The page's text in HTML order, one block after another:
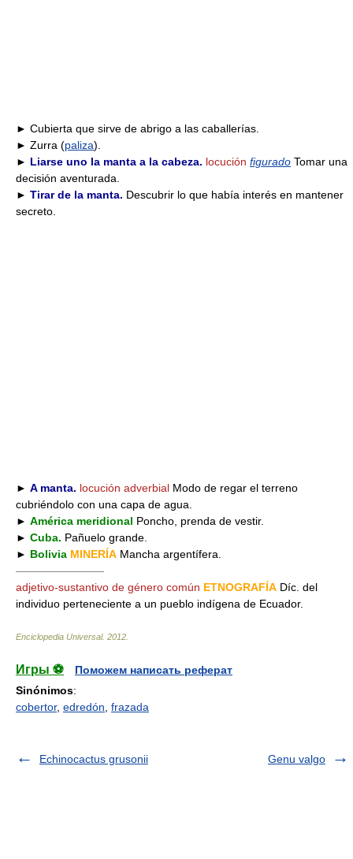
► Cubierta que sirve de abrigo a las caballerías.
► Zurra (paliza).
► Liarse uno la manta a la cabeza. locución figurado Tomar una
decisión aventurada.
► Tirar de la manta. Descubrir lo que había interés en mantener
secreto.
► A manta. locución adverbial Modo de regar el terreno
cubriéndolo con una capa de agua.
► América meridional Poncho, prenda de vestir.
► Cuba. Pañuelo grande.
► Bolivia MINERÍA Mancha argentífera.
————————
adjetivo-sustantivo de género común ETNOGRAFÍA Díc. del
individuo perteneciente a un pueblo indígena de Ecuador.
Enciclopedia Universal. 2012
Игры ⚽
Поможем написать реферат
Sinónimos:
cobertor, edredón, frazada
Echinocactus grusonii Genu valgo